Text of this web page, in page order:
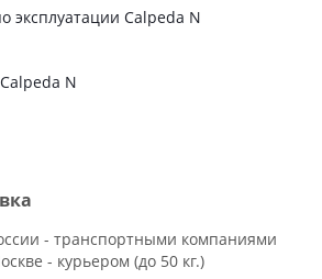
эксплуатации Calpeda N
N
- транспортными компаниями
- курьером (до 50 кг.)